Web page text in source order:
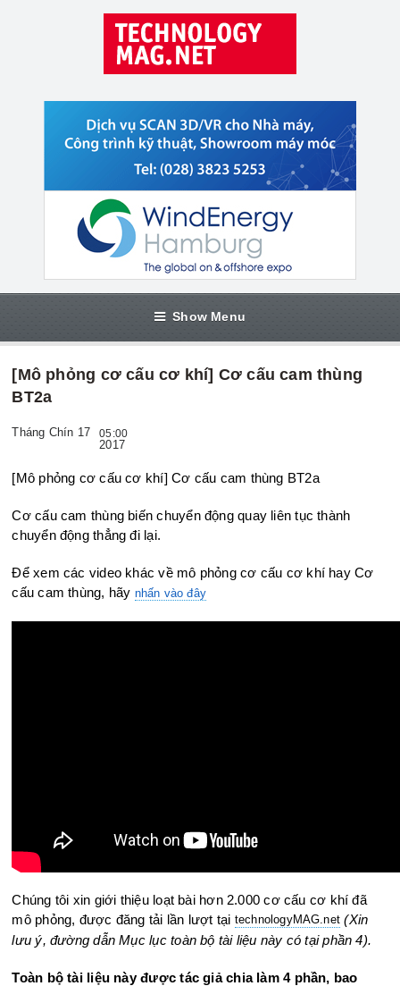
Show Menu
[Mô phỏng cơ cấu cơ khí] Cơ cấu cam thùng
BT2a
Tháng Chín 17 05:00
2017
[Mô phỏng cơ cấu cơ khí] Cơ cấu cam thùng BT2a
Cơ cấu cam thùng biến chuyển động quay liên tục thành
chuyển độngthẳng đi lại.
Để xem các video khác về mô phỏng cơ cấu cơ khí hay Cơ
cấu cam thùng, hãy nhấn vào đây
Chúng tôi xin giới thiệu loạt bài hơn 2.000 cơ cấu cơ khí đã
mô phỏng, được đăng tải lần lượt tại technologyMAG.net (Xin
lưu ý, đường dẫn Mục lục toàn bộ tài liệu này có tại phần 4).
Toàn bộ tài liệu này được tác giả chia làm 4 phần, bao